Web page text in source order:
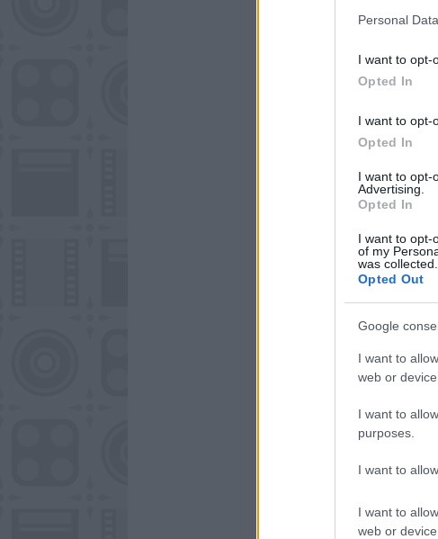
Personal
I want to opt-
Opted In
I want to opt-
Opted In
I want to opt-
Advertising.
Opted In
I want to opt-
of my
was collected.
Opted Out
Google
I want to
web or
I want to
purposes.
I want to
I want to
web or